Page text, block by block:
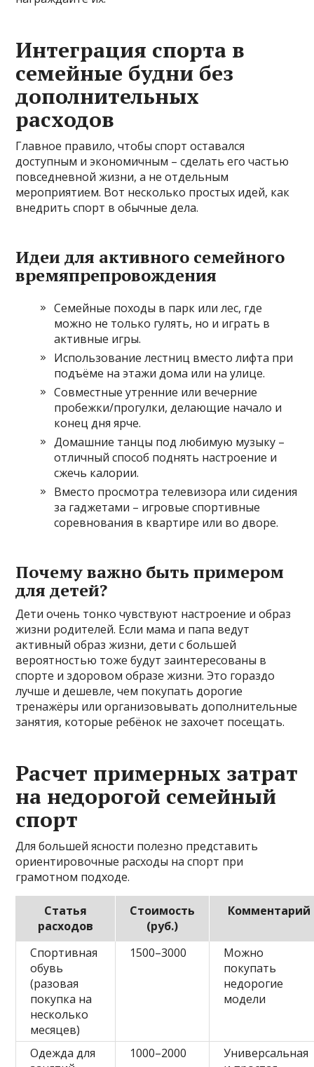
Интеграция спорта в
семейные будни без
дополнительных
расходов
Главное правило, чтобы спорт оставался
доступным и экономичным – сделать его частью
повседневной жизни, а не отдельным
мероприятием. Вот несколько простых идей, как
внедрить спорт в обычные дела.
Идеи для активного семейного
времяпрепровождения
Семейные походы в парк или лес, где
можно не только гулять, но и играть в
активные игры.
Использование лестниц вместо лифта при
подъёме на этажи дома или на улице.
Совместные утренние или вечерние
пробежки/прогулки, делающие начало и
конец дня ярче.
Домашние танцы под любимую музыку –
отличный способ поднять настроение и
сжечь калории.
Вместо просмотра телевизора или сидения
за гаджетами – игровые спортивные
соревнования в квартире или во дворе.
Почему важно быть примером
для детей?
Дети очень тонко чувствуют настроение и образ
жизни родителей. Если мама и папа ведут
активный образ жизни, дети с большей
вероятностью тоже будут заинтересованы в
спорте и здоровом образе жизни. Это гораздо
лучше и дешевле, чем покупать дорогие
тренажёры или организовывать дополнительные
занятия, которые ребёнок не захочет посещать.
Расчет примерных затрат
на недорогой семейный
спорт
Для большей ясности полезно представить
ориентировочные расходы на спорт при
грамотном подходе.
Статья
расходов
Стоимость
(руб.)
Комментарий
Спортивная
обувь
(разовая
покупка на
несколько
месяцев)
1500–3000
Можно
покупать
недорогие
модели
Одежда для
1000–2000
Универсальная